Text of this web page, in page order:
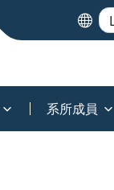
系所成員